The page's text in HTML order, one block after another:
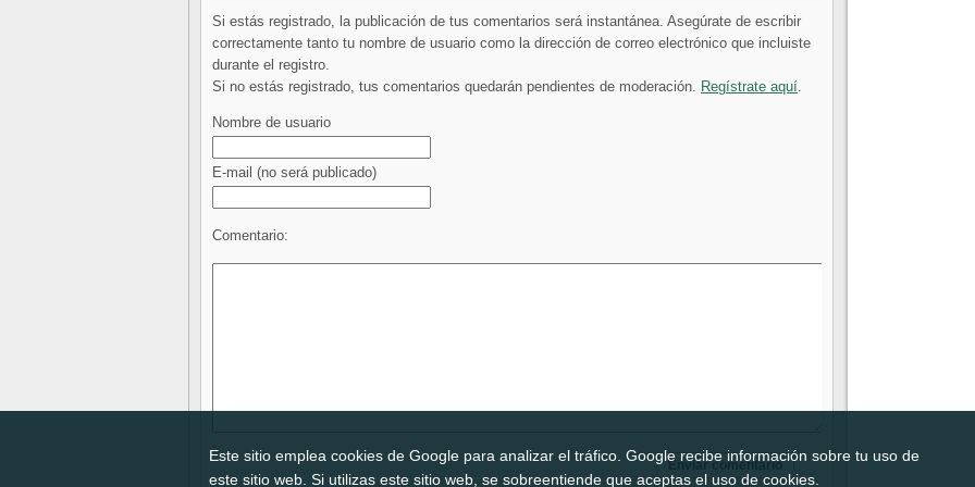
Este sitio emplea cookies de Google para analizar el tráfico. Google recibe información sobre tu uso de
este sitio web. Si utilizas este sitio web, se sobreentiende que aceptas el uso de cookies.
Si estás registrado, la publicación de tus comentarios será instantánea. Asegúrate de escribir
correctamente tanto tu nombre de usuario como la dirección de correo electrónico que incluiste
durante el registro.
Si no estás registrado, tus comentarios quedarán pendientes de moderación. Regístrate aquí.
Nombre de usuario
E-mail (no será publicado)
Comentario: